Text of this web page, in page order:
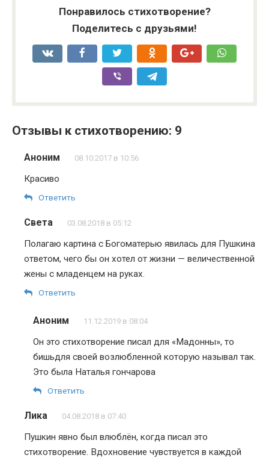
Понравилось стихотворение?
Поделитесь с друзьями!
Отзывы к стихотворению: 9
Аноним 08.10.2017 в 10:56
Красиво
Ответить
Света 03.08.2018 в 05:12
Полагаю картина с Богоматерью явилась для Пушкина
ответом, чего бы он хотел от жизни — величественной
жены с младенцем на руках.
Ответить
Аноним 11.12.2019 в 08:04
Он это стихотворение писал для «Мадонны», то
бишьдля своей возлюбленной которую называл так.
Это была Наталья гончарова
Ответить
Лика 04.08.2018 в 07:40
Пушкин явно был влюблён, когда писал это
стихотворение. Вдохновение чувствуется в каждой